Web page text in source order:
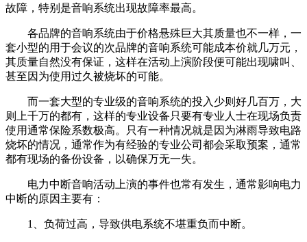
故障，特别是音响系统出现故障率最高。
各品牌的音响系统由于价格悬殊巨大其质量也不一样，一
套小型的用于会议的次品牌的音响系统可能成本价就几万元，
其质量自然没有保证，这样在活动上演阶段便可能出现啸叫、
甚至因为使用过久被烧坏的可能。
而一套大型的专业级的音响系统的投入少则好几百万，大
则上千万的都有，这样的专业设备只要有专业人士在现场负责
使用通常保险系数极高。只有一种情况就是因为淋雨导致电路
烧坏的情况，通常作为有经验的专业公司都会采取预案，通常
都有现场的备份设备，以确保万无一失。
电力中断音响活动上演的事件也常有发生，通常影响电力
中断的原因主要有：
1、负荷过高，导致供电系统不堪重负而中断。